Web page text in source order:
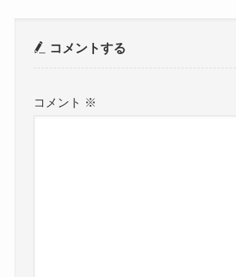
コメントする
コメント ※